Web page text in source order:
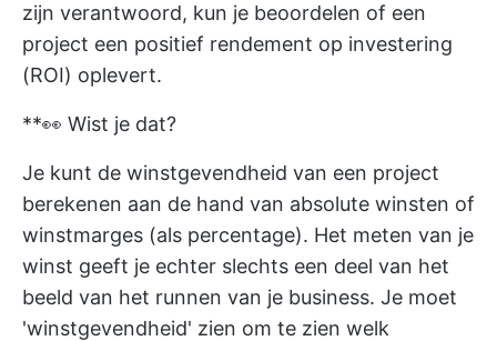
zijn verantwoord, kun je beoordelen of een
project een positief rendement op investering
(ROI) oplevert.
**👀 Wist je dat?
Je kunt de winstgevendheid van een project
berekenen aan de hand van absolute winsten of
winstmarges (als percentage). Het meten van je
winst geeft je echter slechts een deel van het
beeld van het runnen van je business. Je moet
'winstgevendheid' zien om te zien welk